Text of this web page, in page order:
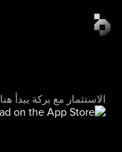
الاستثمار مع بركة يبدأ هنا